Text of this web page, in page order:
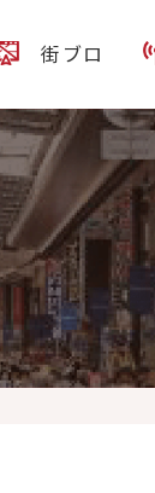
街ブロ
ツと生クリー